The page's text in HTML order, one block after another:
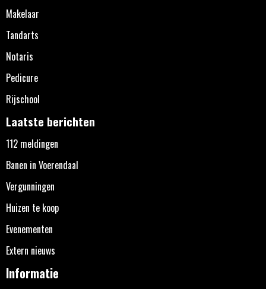
Makelaar
Tandarts
Notaris
Pedicure
Rijschool
Laatste berichten
112 meldingen
Banen in Voerendaal
Vergunningen
Huizen te koop
Evenementen
Extern nieuws
Informatie